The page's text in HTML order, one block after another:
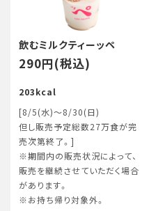
飲むミルクティーッペ
290円(税込)
203kcal
[8/5(水)～8/30(日)
但し販売予定総数27万食が完
売次第終了。]
※期間内の販売状況によって、
販売を継続させていただく場合
があります。
※お持ち帰り対象外。